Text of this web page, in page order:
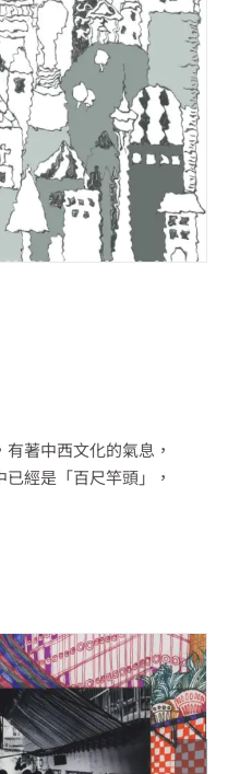
著中西文化的氣息，
經是「百尺竿頭」，